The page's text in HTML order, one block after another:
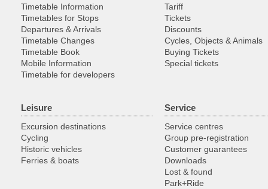
Timetable Information
Timetables for Stops
Departures & Arrivals
Timetable Changes
Timetable Book
Mobile Information
Timetable for developers
Tariff
Tickets
Discounts
Cycles, Objects & Animals
Buying Tickets
Special tickets
Leisure
Excursion destinations
Cycling
Historic vehicles
Ferries & boats
Service
Service centres
Group pre-registration
Customer guarantees
Downloads
Lost & found
Park+Ride